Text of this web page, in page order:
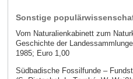
Sonstige
Vom Naturalienkabinett zum
Geschichte der
1985; Euro 1,00
Südbadische Fossilfunde –